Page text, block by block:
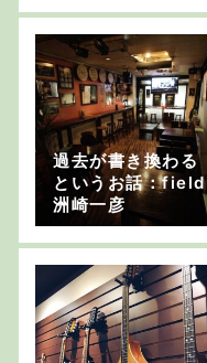
過去が書き換わる
というお話：field
洲崎一彦